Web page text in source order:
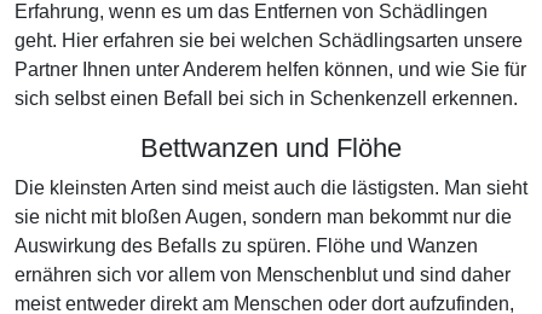
Erfahrung, wenn es um das Entfernen von Schädlingen
geht. Hier erfahren sie bei welchen Schädlingsarten unsere
Partner Ihnen unter Anderem helfen können, und wie Sie für
sich selbst einen Befall bei sich in Schenkenzell erkennen.
Bettwanzen und Flöhe
Die kleinsten Arten sind meist auch die lästigsten. Man sieht
sie nicht mit bloßen Augen, sondern man bekommt nur die
Auswirkung des Befalls zu spüren. Flöhe und Wanzen
ernähren sich vor allem von Menschenblut und sind daher
meist entweder direkt am Menschen oder dort aufzufinden,